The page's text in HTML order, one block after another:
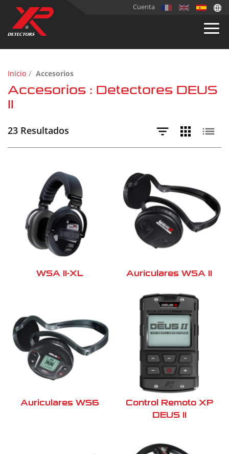
Cuenta
Inicio Accesorios
Accesorios : Detectores DEUS
II
23 Resultados
WSA II-XL Auriculares WSA II
Auriculares WS6
Control Remoto XP
DEUS II